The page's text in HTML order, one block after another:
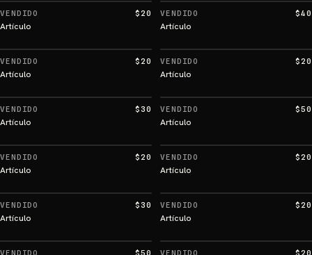
VENDIDO $20
Artículo
VENDIDO $40
Artículo
VENDIDO $20
Artículo
VENDIDO $20
Artículo
VENDIDO $30
Artículo
VENDIDO $50
Artículo
VENDIDO $20
Artículo
VENDIDO $20
Artículo
VENDIDO $30
Artículo
VENDIDO $20
Artículo
VENDIDO $50 VENDIDO $20